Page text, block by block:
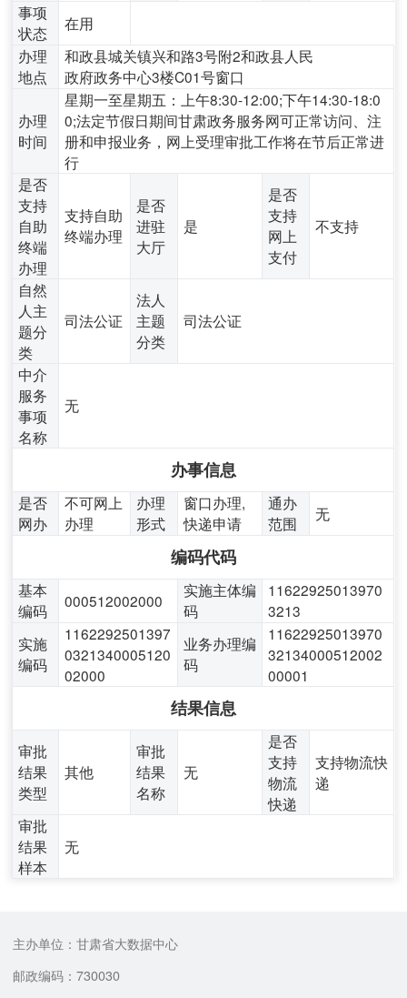
事项
状态
在用
办理
地点
和政县城关镇兴和路3号附2和政县人民
政府政务中心3楼C01号窗口
办理
时间
星期一至星期五：上午8:30-12:00;下午14:30-18:0
0;法定节假日期间甘肃政务服务网可正常访问、注
册和申报业务，网上受理审批工作将在节后正常进
行
是否
支持
自助
终端
办理
支持自助
终端办理
是否
进驻
大厅
是
是否
支持
网上
支付
不支持
自然
人主
题分
类
司法公证
法人
主题
分类
司法公证
中介
服务
事项
名称
无
办事信息
是否
网办
不可网上
办理
办理
形式
窗口办理,
快递申请
通办
范围
无
编码代码
基本
编码
000512002000
实施主体编
码
11622925013970
3213
实施
编码
1162292501397
0321340005120
02000
业务办理编
码
11622925013970
32134000512002
00001
结果信息
审批
结果
类型
其他
审批
结果
名称
无
是否
支持
物流
快递
支持物流快
递
审批
结果
样本
无
主办单位：甘肃省大数据中心
邮政编码：730030